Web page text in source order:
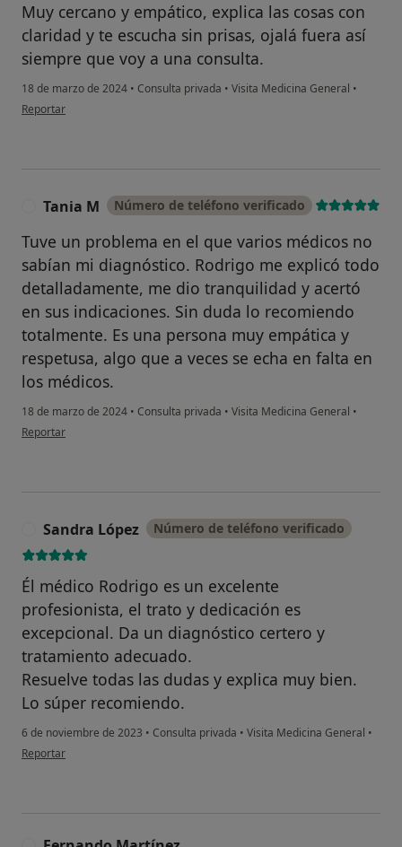
Muy cercano y empático, explica las cosas con
claridad y te escucha sin prisas, ojalá fuera así
siempre que voy a una consulta.
18 de marzo de 2024 • Consulta privada • Visita Medicina General •
en opinión del usuario Marta
Reportar
Tania M Número de teléfono verificado
Tuve un problema en el que varios médicos no
sabían mi diagnóstico. Rodrigo me explicó todo
detalladamente, me dio tranquilidad y acertó
en sus indicaciones. Sin duda lo recomiendo
totalmente. Es una persona muy empática y
respetusa, algo que a veces se echa en falta en
los médicos.
18 de marzo de 2024 • Consulta privada • Visita Medicina General •
en opinión del usuario Tania M
Reportar
Sandra López Número de teléfono verificado
Él médico Rodrigo es un excelente
profesionista, el trato y dedicación es
excepcional. Da un diagnóstico certero y
tratamiento adecuado.
Resuelve todas las dudas y explica muy bien.
Lo súper recomiendo.
6 de noviembre de 2023 • Consulta privada • Visita Medicina General •
en opinión del usuario Sandra López
Reportar